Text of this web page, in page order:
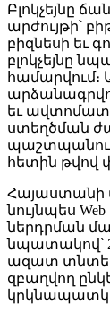
Բլոկչեյնը
արժույթի՝
բիզնեսի եւ
բլոկչեյնը
համարվում։
եւ ավտոմատ
ստեղծման
հետին թվով
Հայաստանի
նույնպես
ներդրման
նպատակով՝
ազատ
զբաղվող